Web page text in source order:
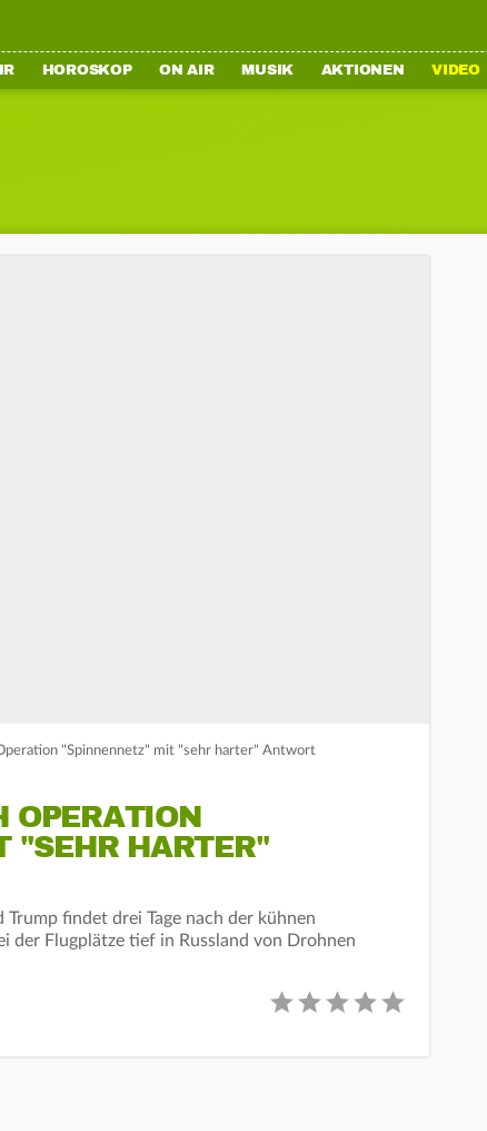
HOROSKOP ON AIR MUSIK AKTIONEN VIDEO
"Spinnennetz" mit "sehr harter" Antwort
OPERATION
"SEHR HARTER"
findet drei Tage nach der kühnen
der Flugplätze tief in Russland von Drohnen